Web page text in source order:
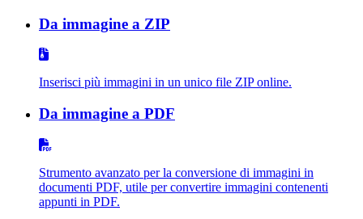
Da immagine a ZIP
Inserisci più immagini in un unico file ZIP online.
Da immagine a PDF
Strumento avanzato per la conversione di immagini in
documenti PDF, utile per convertire immagini contenenti
appunti in PDF.